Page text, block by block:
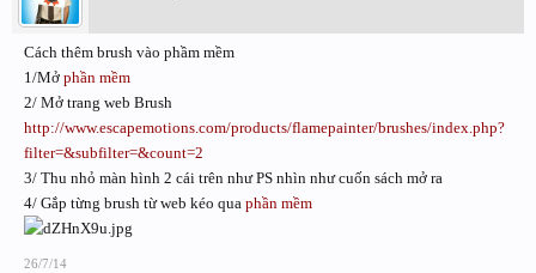
Cách thêm brush vào phầm mềm
1/Mở phần mềm
2/ Mở trang web Brush
http://www.escapemotions.com/products/flamepainter/brushes/index.php?
filter=&subfilter=&count=2
3/ Thu nhỏ màn hình 2 cái trên như PS nhìn như cuốn sách mở ra
4/ Gắp từng brush từ web kéo qua phần mềm
26/7/14